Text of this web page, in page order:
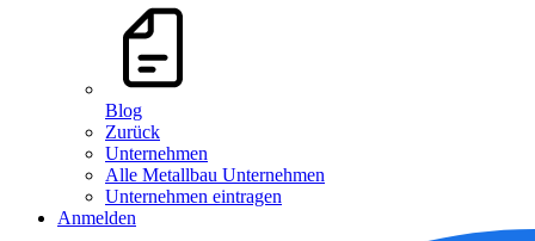
Blog
Zurück
Unternehmen
Alle Metallbau Unternehmen
Unternehmen eintragen
Anmelden